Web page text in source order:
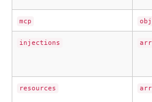
mcp
injections
resources